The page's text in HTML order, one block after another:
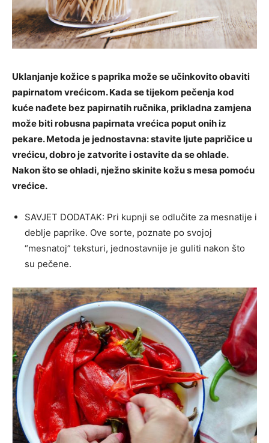
Uklanjanje kožice s paprika može se učinkovito obaviti
papirnatom vrećicom. Kada se tijekom pečenja kod
kuće nađete bez papirnatih ručnika, prikladna zamjena
može biti robusna papirnata vrećica poput onih iz
pekare. Metoda je jednostavna: stavite ljute papričice u
vrećicu, dobro je zatvorite i ostavite da se ohlade.
Nakon što se ohladi, nježno skinite kožu s mesa pomoću
vrećice.
SAVJET DODATAK: Pri kupnji se odlučite za mesnatije i
deblje paprike. Ove sorte, poznate po svojoj
“mesnatoj” teksturi, jednostavnije je guliti nakon što
su pečene.